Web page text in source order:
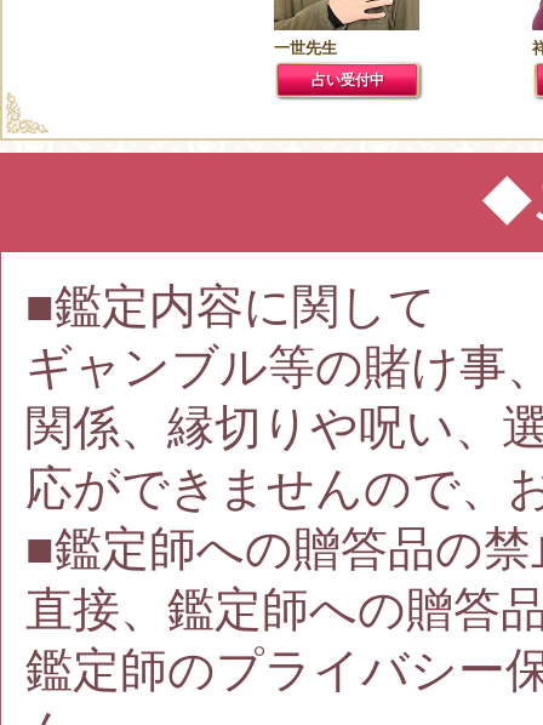
一世先生
占い受付中
◆
■鑑定内容に関して
ギャンブル等の賭け事
関係、縁切りや呪い、
応ができませんので、
■鑑定師への贈答品の禁
直接、鑑定師への贈答
鑑定師のプライバシー